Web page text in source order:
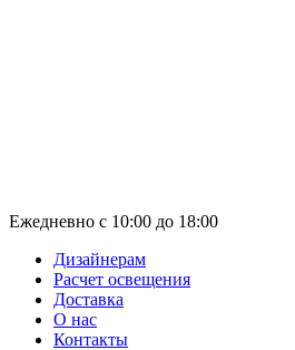
Ежедневно с 10:00 до 18:00
Дизайнерам
Расчет освещения
Доставка
О нас
Контакты